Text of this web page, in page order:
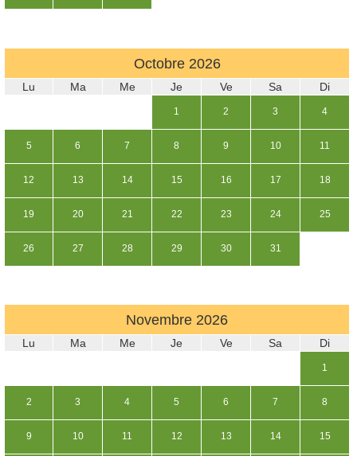
Octobre 2026
Lu Ma Me Je Ve Sa Di
1 2 3 4
5 6 7 8 9 10 11
12 13 14 15 16 17 18
19 20 21 22 23 24 25
26 27 28 29 30 31
Novembre 2026
Lu Ma Me Je Ve Sa Di
1
2 3 4 5 6 7 8
9 10 11 12 13 14 15